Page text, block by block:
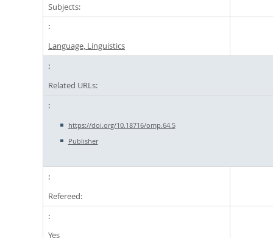
Subjects:
Language, Linguistics
Related URLs:
https://doi.org/10.18716/omp.64.5
Publisher
Refereed:
Yes